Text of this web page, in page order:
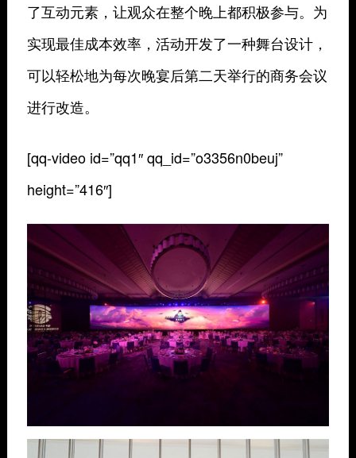
了互动元素，让观众在整个晚上都积极参与。为
实现最佳成本效率，活动开发了一种舞台设计，
可以轻松地为每次晚宴后第二天举行的商务会议
进行改造。
[qq-video id=”qq1″ qq_id=”o3356n0beuj”
height=”416″]